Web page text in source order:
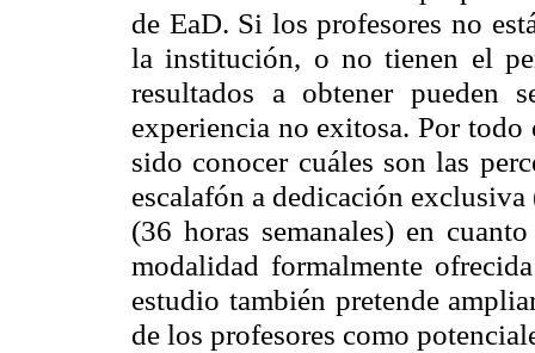
de EaD. Si los profesores no
la institución, o no tienen el
resultados a obtener pueden
experiencia no exitosa. Por
sido conocer cuáles son las
escalafón a dedicación
(36 horas semanales) en
modalidad formalmente
estudio también pretende
de los profesores como